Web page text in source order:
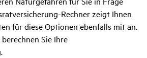
Rechner zeigt Ihnen
für diese Optionen ebenfalls mit an.
Sie Ihre